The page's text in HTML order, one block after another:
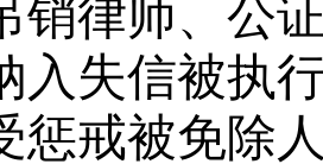
销律师、公
入失信被执
惩戒被免除